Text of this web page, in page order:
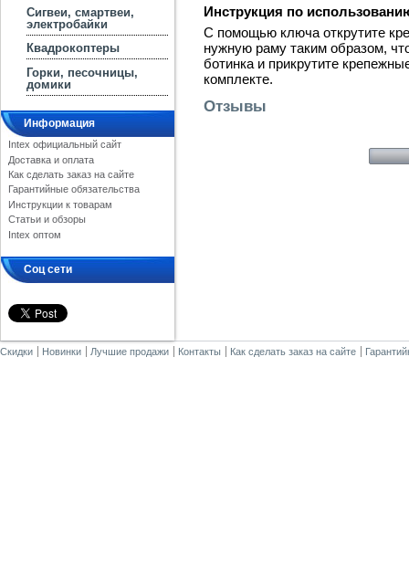
Сигвеи, смартвеи,
электробайки
Квадрокоптеры
Горки, песочницы,
домики
Информация
Intex официальный сайт
Доставка и оплата
Как сделать заказ на сайте
Гарантийные обязательства
Инструкции к товарам
Статьи и обзоры
Intex оптом
Соц сети
Инструкция по
С помощью ключа открутите
нужную раму таким образом,
ботинка и прикрутите
комплекте.
Отзывы
Скидки Новинки Лучшие продажи Контакты Как сделать заказ на сайте